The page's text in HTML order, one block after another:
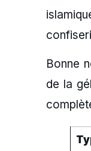
Bonne
de la